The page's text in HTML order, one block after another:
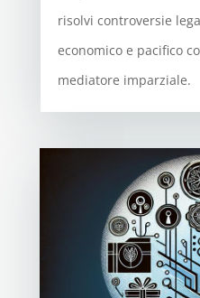
risolvi controversie
economico e pacifico
mediatore imparziale.